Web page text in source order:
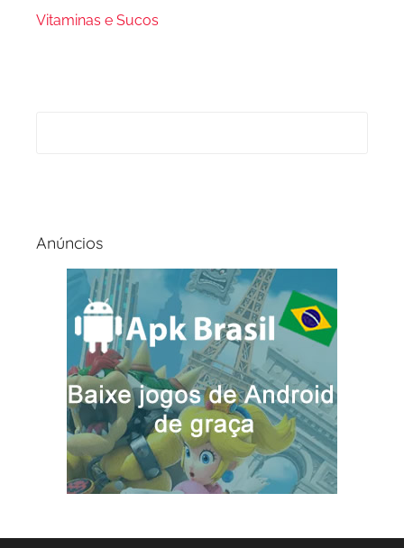
Vitaminas e Sucos
Anúncios